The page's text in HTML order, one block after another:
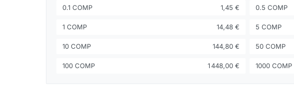
0.1 COMP 1,45 € 0.5 COMP
1 COMP 14,48 € 5 COMP
10 COMP 144,80 € 50 COMP
100 COMP 1 448,00 € 1000 COMP